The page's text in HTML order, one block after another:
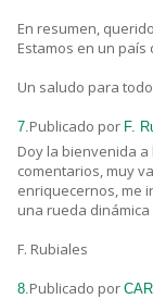
En resumen,
Estamos en un
Un saludo para
7. Publicado por F.
Doy la bienvenida
comentarios, muy
enriquecernos, me
una rueda
F. Rubiales
8. Publicado por